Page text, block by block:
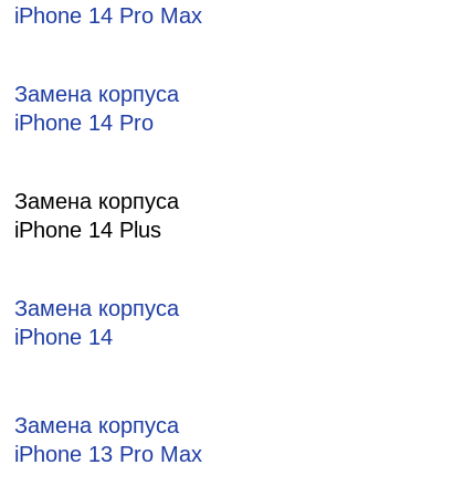
iPhone 14 Pro Max
Замена корпуса
iPhone 14 Pro
Замена корпуса
iPhone 14 Plus
Замена корпуса
iPhone 14
Замена корпуса
iPhone 13 Pro Max